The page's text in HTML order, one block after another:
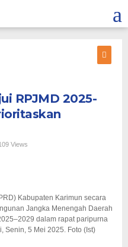
RPJMD 2025-
Views
Kabupaten Karimun secara
Jangka Menengah Daerah
dalam rapat paripurna
Senin, 5 Mei 2025. Foto (Ist)